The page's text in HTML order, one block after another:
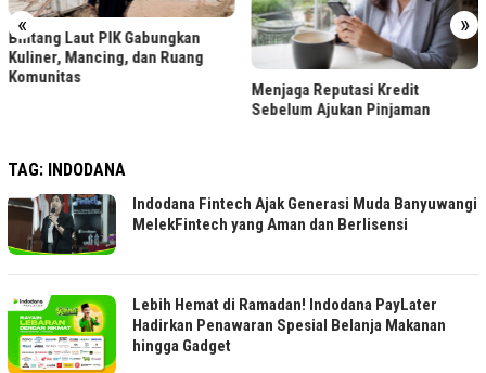
« »
Bintang Laut PIK Gabungkan
Kuliner, Mancing, dan Ruang
Komunitas
Menjaga Reputasi Kredit
Sebelum Ajukan Pinjaman
TAG: INDODANA
Indodana Fintech Ajak Generasi Muda Banyuwangi
MelekFintech yang Aman dan Berlisensi
Lebih Hemat di Ramadan! Indodana PayLater
Hadirkan Penawaran Spesial Belanja Makanan
hingga Gadget